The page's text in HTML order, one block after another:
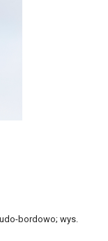
bordowo; wys.